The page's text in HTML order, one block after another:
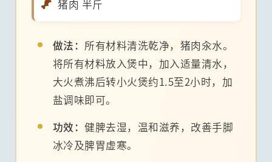
猪肉 半斤
做法： 所有材料清洗乾净，猪肉汆水。
将所有材料放入煲中，加入适量清水，
大火煮沸后转小火煲约1.5至2小时，加
盐调味即可。
功效：健脾去湿，温和滋养，改善手脚
冰冷及脾胃虚寒。